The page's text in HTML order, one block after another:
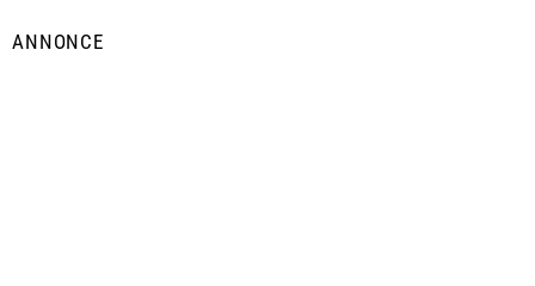
ANNONCE